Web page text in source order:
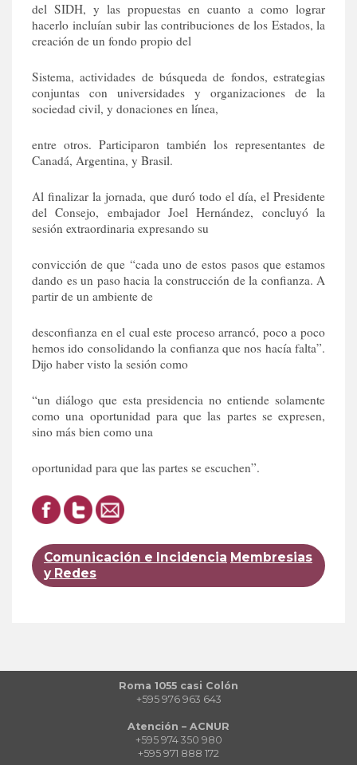
del SIDH, y las propuestas en cuanto a como lograr
hacerlo incluían subir las contribuciones de los Estados, la
creación de un fondo propio del
Sistema, actividades de búsqueda de fondos, estrategias
conjuntas con universidades y organizaciones de la
sociedad civil, y donaciones en línea,
entre otros. Participaron también los representantes de
Canadá, Argentina, y Brasil.
Al finalizar la jornada, que duró todo el día, el Presidente
del Consejo, embajador Joel Hernández, concluyó la
sesión extraordinaria expresando su
convicción de que “cada uno de estos pasos que estamos
dando es un paso hacia la construcción de la confianza. A
partir de un ambiente de
desconfianza en el cual este proceso arrancó, poco a poco
hemos ido consolidando la confianza que nos hacía falta”.
Dijo haber visto la sesión como
“un diálogo que esta presidencia no entiende solamente
como una oportunidad para que las partes se expresen,
sino más bien como una
oportunidad para que las partes se escuchen”.
Comunicación e Incidencia Membresias
y Redes
Roma 1055 casi Colón
+595 976 963 643
Atención – ACNUR
+595 974 350 980
+595 971 888 172